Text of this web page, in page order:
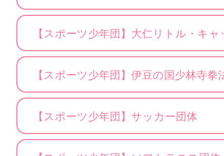
【スポーツ少年団】大仁リトル・キャ
【スポーツ少年団】伊豆の国少林寺拳
【スポーツ少年団】サッカー団体